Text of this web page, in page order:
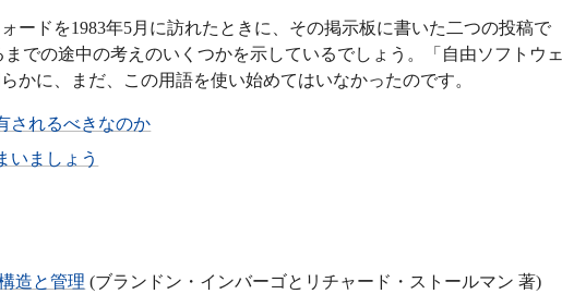
ードを1983年5月に訪れたときに、その掲示板に書いた二つの投稿で
での途中の考えのいくつかを示しているでしょう。「自由ソフトウェ
かに、まだ、この用語を使い始めてはいなかったのです。
されるべきなのか
いましょう
造と管理 (ブランドン・インバーゴとリチャード・ストールマン 著)